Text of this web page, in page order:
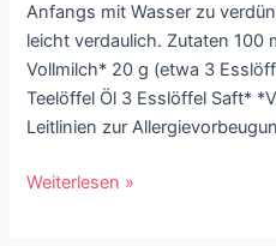
Anfangs mit Wasser zu
leicht verdaulich. Zutaten 100
Vollmilch* 20 g (etwa 3
Teelöffel Öl 3 Esslöffel Saft*
Leitlinien zur
Weiterlesen »